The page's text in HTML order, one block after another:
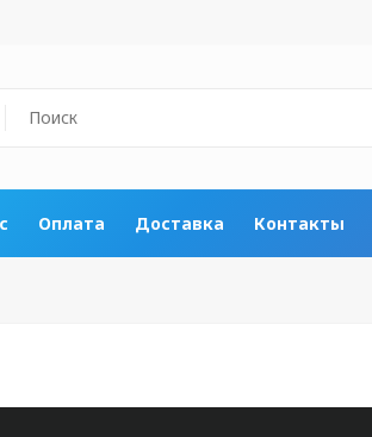
Оплата Доставка Контакты